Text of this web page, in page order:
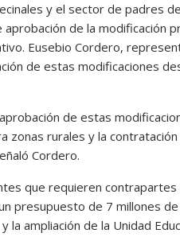
y el sector de padres
de la modificación
Eusebio Cordero,
de estas modificaciones
de estas
zonas rurales y la
Cordero.
que requieren contrapartes
presupuesto de 7 millones
ampliación de la Unidad